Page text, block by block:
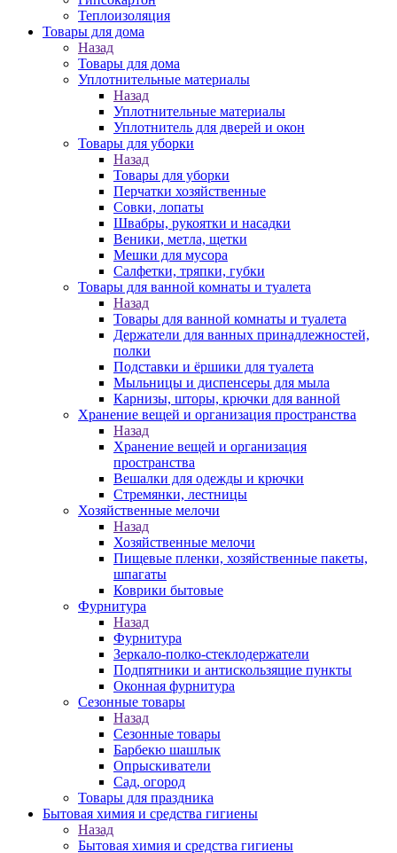
Теплоизоляция
Товары для дома
Назад
Товары для дома
Уплотнительные материалы
Назад
Уплотнительные материалы
Уплотнитель для дверей и окон
Товары для уборки
Назад
Товары для уборки
Перчатки хозяйственные
Совки, лопаты
Швабры, рукоятки и насадки
Веники, метла, щетки
Мешки для мусора
Салфетки, тряпки, губки
Товары для ванной комнаты и туалета
Назад
Товары для ванной комнаты и туалета
Держатели для ванных принадлежностей,
полки
Подставки и ёршики для туалета
Мыльницы и диспенсеры для мыла
Карнизы, шторы, крючки для ванной
Хранение вещей и организация пространства
Назад
Хранение вещей и организация
пространства
Вешалки для одежды и крючки
Стремянки, лестницы
Хозяйственные мелочи
Назад
Хозяйственные мелочи
Пищевые пленки, хозяйственные пакеты,
шпагаты
Коврики бытовые
Фурнитура
Назад
Фурнитура
Зеркало-полко-стеклодержатели
Подпятники и антискользящие пункты
Оконная фурнитура
Сезонные товары
Назад
Сезонные товары
Барбекю шашлык
Опрыскиватели
Сад, огород
Товары для праздника
Бытовая химия и средства гигиены
Назад
Бытовая химия и средства гигиены